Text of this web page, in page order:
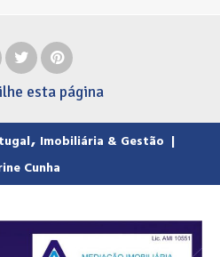
esta página
, Imobiliária & Gestão |
Cunha